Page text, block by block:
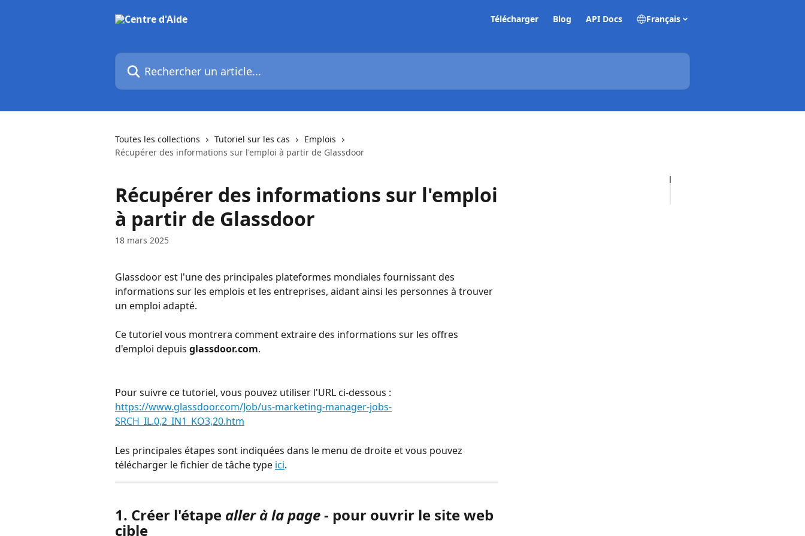
Télécharger Blog API Docs Français
Rechercher un article...
Toutes les collections Tutoriel sur les cas
Emplois
Récupérer des informations sur l'emploi à partir de Glassdoor
Récupérer des informations sur l'emploi
à partir de Glassdoor
18 mars 2025
Glassdoor est l'une des principales plateformes mondiales fournissant des
informations sur les emplois et les entreprises, aidant ainsi les personnes à trouver
un emploi adapté.
Ce tutoriel vous montrera comment extraire des informations sur les offres
d'emploi depuis glassdoor.com.
Pour suivre ce tutoriel, vous pouvez utiliser l'URL ci-dessous :
https://www.glassdoor.com/Job/us-marketing-manager-jobs-
SRCH_IL.0,2_IN1_KO3,20.htm
Les principales étapes sont indiquées dans le menu de droite et vous pouvez
télécharger le fichier de tâche type ici.
1. Créer l'étape aller à la page - pour ouvrir le site web
cible